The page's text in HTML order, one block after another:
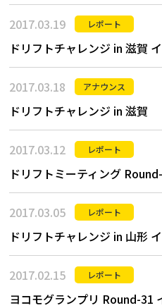
2017.03.19 レポート
ドリフトチャレンジ in 滋賀
2017.03.18 アナウンス
ドリフトチャレンジ in 滋賀
2017.03.12 レポート
ドリフトミーティング
2017.03.05 レポート
ドリフトチャレンジ in 山形
2017.02.15 レポート
ヨコモグランプリ Round-31